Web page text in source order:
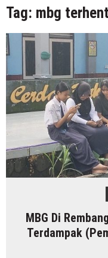
Tag: mbg
MBG Di
Terdampak